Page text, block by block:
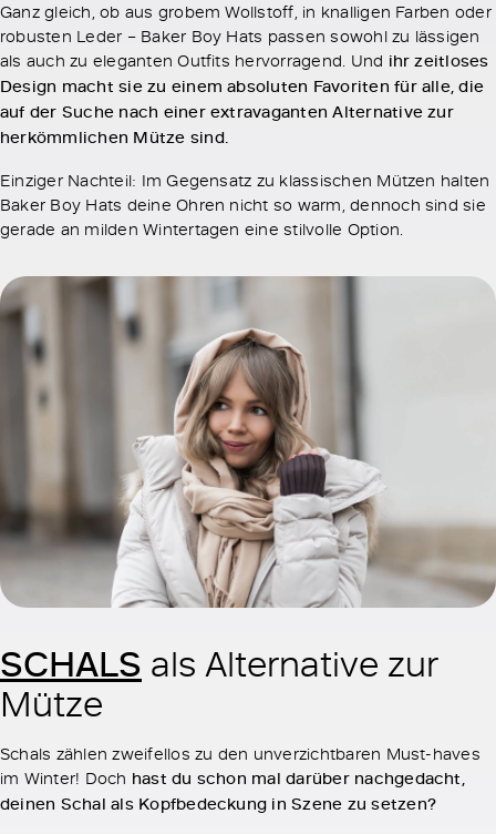
Ganz gleich, ob aus grobem Wollstoff, in knalligen Farben oder
robusten Leder – Baker Boy Hats passen sowohl zu lässigen
als auch zu eleganten Outfits hervorragend. Und ihr zeitloses
Design macht sie zu einem absoluten Favoriten für alle, die
auf der Suche nach einer extravaganten Alternative zur
herkömmlichen Mütze sind.
Einziger Nachteil: Im Gegensatz zu klassischen Mützen halten
Baker Boy Hats deine Ohren nicht so warm, dennoch sind sie
gerade an milden Wintertagen eine stilvolle Option.
SCHALS als Alternative zur
Mütze
Schals zählen zweifellos zu den unverzichtbaren Must-haves
im Winter! Doch hast du schon mal darüber nachgedacht,
deinen Schal als Kopfbedeckung in Szene zu setzen?